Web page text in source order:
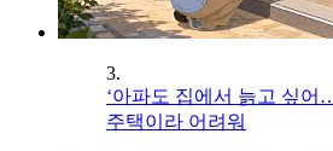
3.
‘아파도 집에서 늙고 싶어
주택이라 어려워